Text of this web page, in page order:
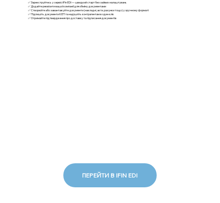
✅ Зареєструйтесь у сервісі iFin EDI — швидкий старт без зайвих налаштувань
✅ Додайте реквізити вашої компанії для обміну документами
✅ Створюйте або завантажуйте документи (накладні, акти, рахунки тощо) у зручному форматі
✅ Підпишіть документи КЕП та надішліть контрагентам в один клік
✅ Отримайте підтвердження про доставку та підписання документів
ПЕРЕЙТИ В IFIN EDI